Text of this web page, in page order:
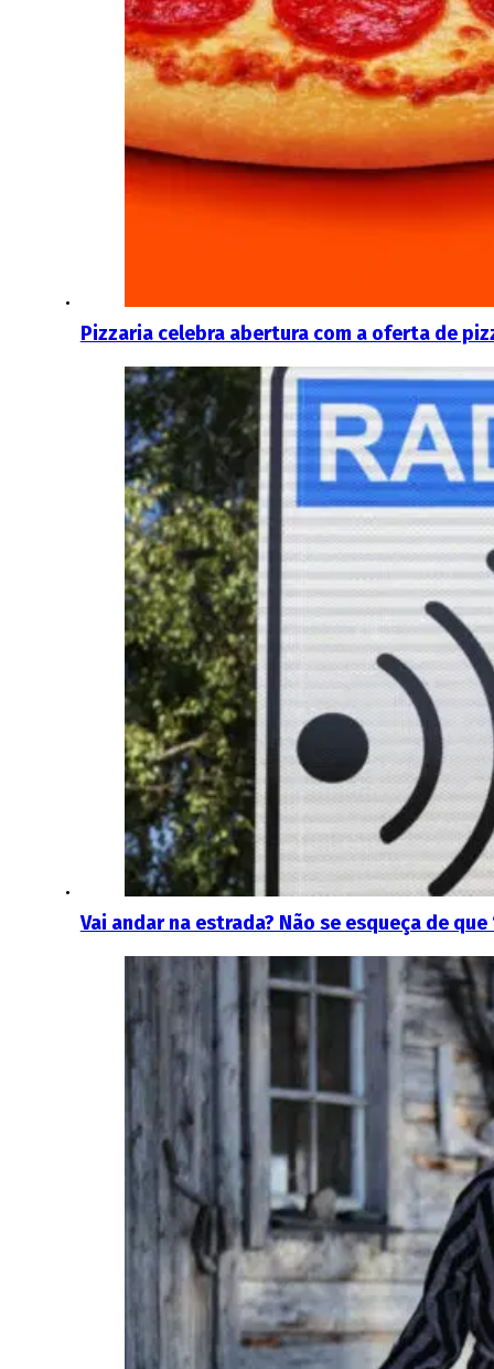
Pizzaria celebra abertura com a oferta de
Vai andar na estrada? Não se esqueça de